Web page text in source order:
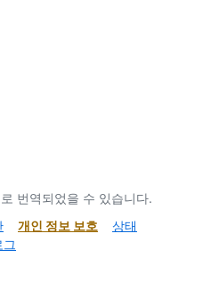
번역되었을 수 있습니다.
개인 정보 보호
상태
그